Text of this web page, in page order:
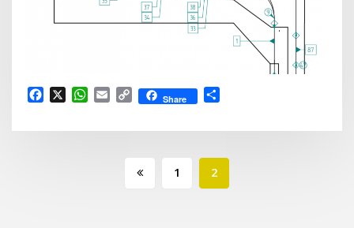
FacebookWhatsApp
EmailCopy Share
1 2